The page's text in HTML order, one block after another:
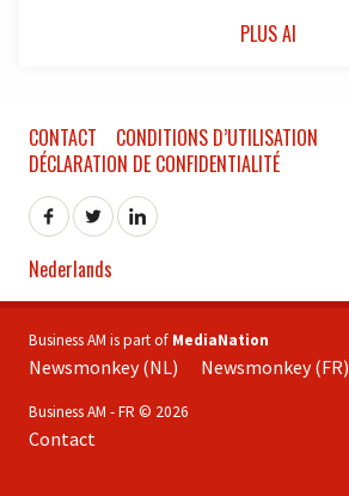
PLUS AI
CONTACT
CONDITIONS D’UTILISATION
DÉCLARATION DE CONFIDENTIALITÉ
Nederlands
Business AM is part of MediaNation
Newsmonkey (NL) Newsmonkey (FR)
Business AM - FR © 2026
Contact